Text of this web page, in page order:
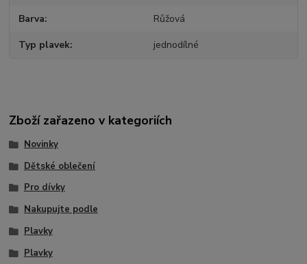
Barva Růžová
Typ plavek jednodílné
Zboží zařazeno v kategoriích
Novinky
Dětské oblečení
Pro dívky
Nakupujte podle
Plavky
Plavky